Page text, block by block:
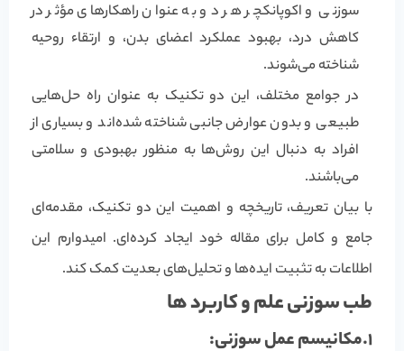
سوزنی و اکوپانکچر هر دو به عنوان راهکارهای مؤثر در
کاهش درد، بهبود عملکرد اعضای بدن، و ارتقاء روحیه
شناخته می‌شوند.
در جوامع مختلف، این دو تکنیک به عنوان راه حل‌هایی
طبیعی و بدون عوارض جانبی شناخته شده‌اند و بسیاری از
افراد به دنبال این روش‌ها به منظور بهبودی و سلامتی
می‌باشند.
با بیان تعریف، تاریخچه و اهمیت این دو تکنیک، مقدمه‌ای
جامع و کامل برای مقاله خود ایجاد کرده‌ای. امیدوارم این
اطلاعات به تثبیت ایده‌ها و تحلیل‌های بعدیت کمک کند.
طب سوزنی علم و کاربرد ها
1. مکانیسم عمل سوزنی: